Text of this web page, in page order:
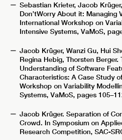
Sebastian Krieter, Jacob
Don’tWorry About it: Managing
International Workshop on
Intensive Systems, VaMoS,
Jacob Krüger, Wanzi Gu, Hui
Regina Hebig, Thorsten Berger.
Understanding of Software
Characteristics: A Case Study
Workshop on Variability
Systems, VaMoS, pages
Jacob Krüger. Separation of
Crowd. In Symposium on
Research Competition, SAC-